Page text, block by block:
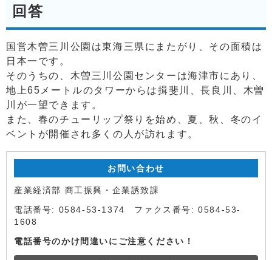
回答
国営木曽三川公園は東海三県にまたがり、その面積は
日本一です。
そのうちの、木曽三川公園センターは海津市にあり、
地上65メートルのタワーからは揖斐川、長良川、木曽
川が一望できます。
また、春のチューリップ祭りを始め、夏、秋、冬のイ
ベントが開催され多くの人が訪れます。
お問い合わせ
産業経済部 商工振興・企業誘致課
電話番号: 0584-53-1374 ファクス番号: 0584-53-
1608
電話番号のかけ間違いにご注意ください！